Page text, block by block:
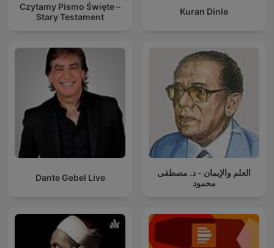
Czytamy Pismo Święte –
Stary Testament
Kuran Dinle
Dante Gebel Live
العلم والإيمان - د. مصطفى
محمود